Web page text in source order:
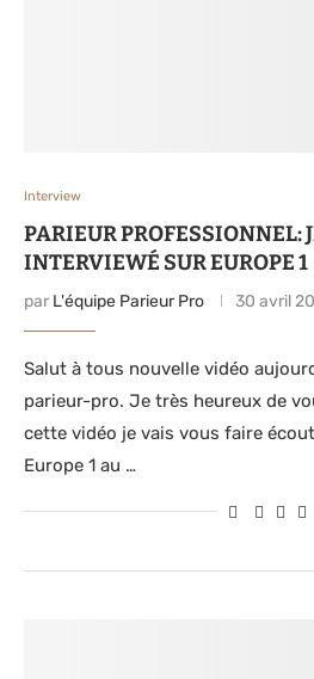
Interview
PARIEUR PROFESSIONNEL:
INTERVIEWÉ SUR EUROPE 1
par L'équipe Parieur Pro 30 avril
Salut à tous nouvelle vidéo
parieur-pro. Je très heureux de
cette vidéo je vais vous faire
Europe 1 au …